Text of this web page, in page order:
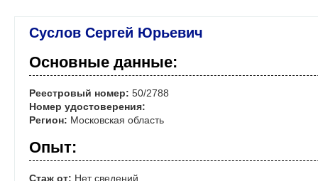
Суслов Сергей Юрьевич
Основные данные:
Реестровый номер: 50/2788
Номер удостоверения:
Регион: Московская область
Опыт:
Стаж от: Нет сведений